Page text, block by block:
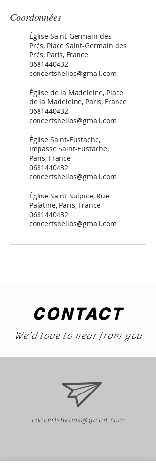
Coordonnées
Église Saint-Germain-des-
Prés, Place Saint-Germain des
Prés, Paris, France
0681440432
concertshelios@gmail.com
Église de la Madeleine, Place
de la Madeleine, Paris, France
0681440432
concertshelios@gmail.com
Église Saint-Eustache,
Impasse Saint-Eustache,
Paris, France
0681440432
concertshelios@gmail.com
Église Saint-Sulpice, Rue
Palatine, Paris, France
0681440432
concertshelios@gmail.com
CONTACT
We'd love to hear from you
concertshelios@gmail.com